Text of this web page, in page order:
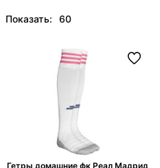
Показать:
Гетры домашние фк Реал Мадрид